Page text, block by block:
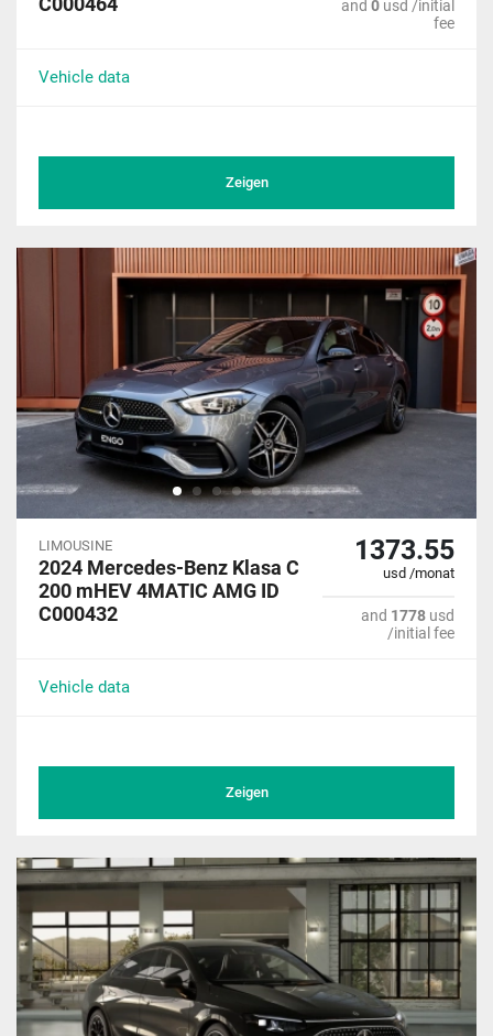
and 0 usd /initial
fee
Vehicle data
Zeigen
LIMOUSINE
2024 Mercedes-Benz Klasa C
200 mHEV 4MATIC AMG ID
C000432
1373.55
usd /monat
and 1778 usd
/initial fee
Vehicle data
Zeigen